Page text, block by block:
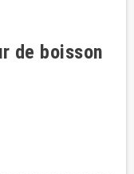
de boisson